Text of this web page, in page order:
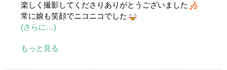
楽しく撮影してくださりありがとうございました
常に娘も笑顔でニコニコでした
(さらに…)
もっと見る